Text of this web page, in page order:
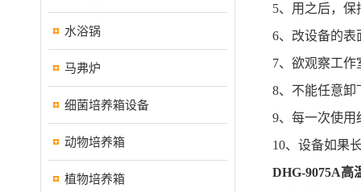
水浴锅
马弗炉
细菌培养箱设备
动物培养箱
植物培养箱
5、用之后，
6、改设备的表
7、欲观察工
8、不能任意卸
9、每一次使用
10、设备如果
DHG-9075A高